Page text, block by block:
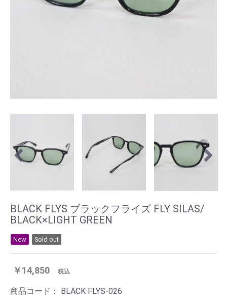
BLACK FLYS ブラックフライズ FLY SILAS/
BLACK×LIGHT GREEN
New Sold out
￥14,850 税込
商品コード： BLACK FLYS-026